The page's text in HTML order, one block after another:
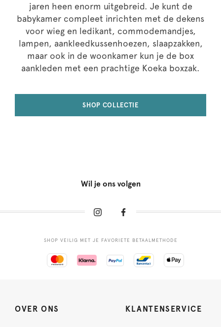
jaren heen enorm uitgebreid. Je kunt de
babykamer compleet inrichten met de dekens
voor wieg en ledikant, commodemandjes,
lampen, aankleedkussenhoezen, slaapzakken,
maar ook in de woonkamer kun je de box
aankleden met een prachtige Koeka boxzak.
SHOP COLLECTIE
Wil je ons volgen
SHOP VEILIG MET JE FAVORIETE BETAALMETHODE
OVER ONS KLANTENSERVICE